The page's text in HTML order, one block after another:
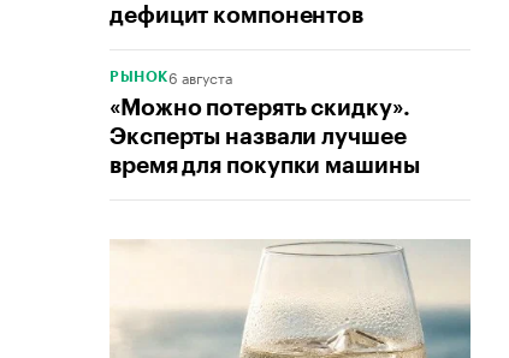
дефицит компонентов
РЫНОК6 августа
«Можно потерять скидку».
Эксперты назвали лучшее
время для покупки машины